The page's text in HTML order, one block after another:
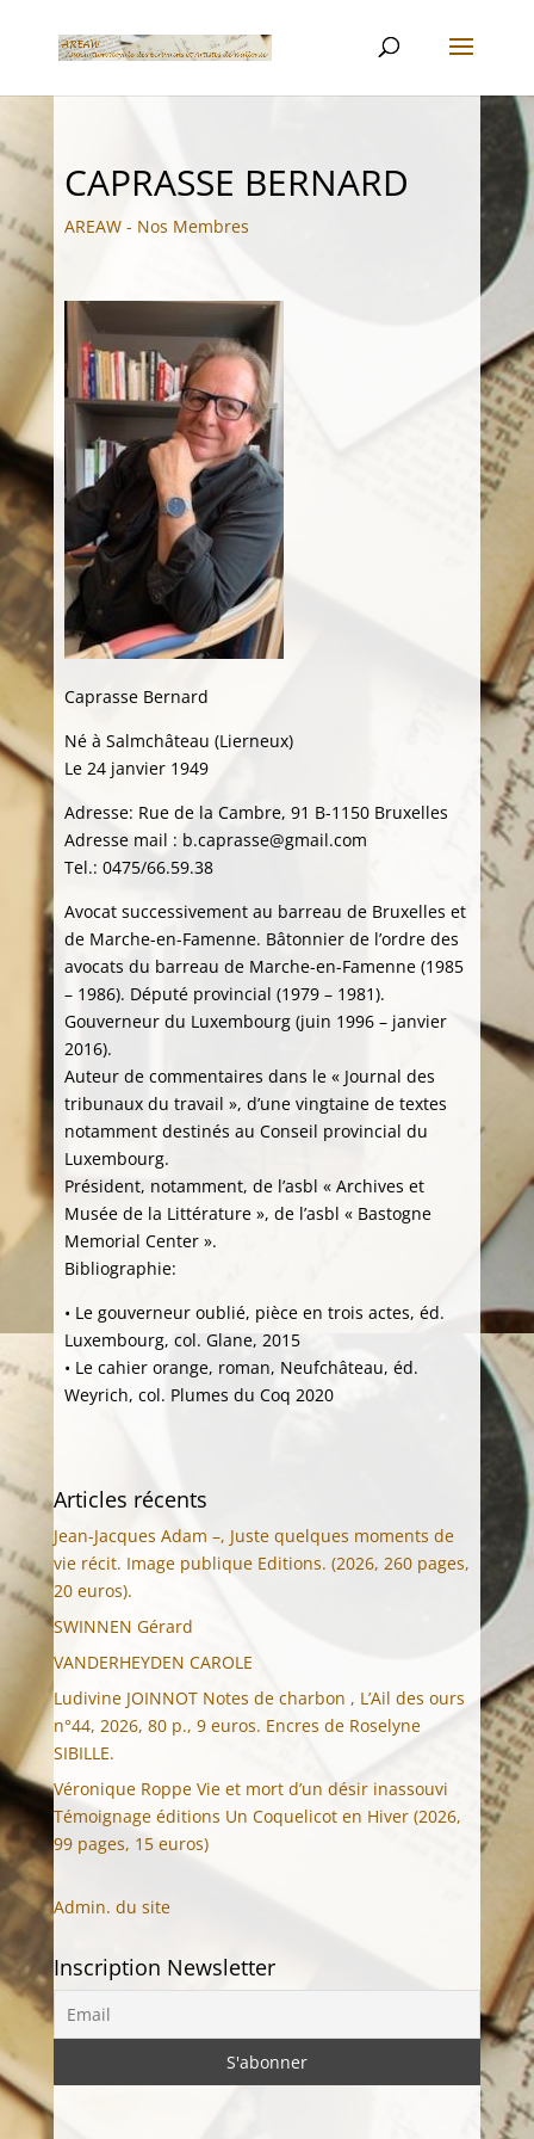
CAPRASSE BERNARD
AREAW - Nos Membres
Caprasse Bernard
Né à Salmchâteau (Lierneux)
Le 24 janvier 1949
Adresse: Rue de la Cambre, 91 B-1150 Bruxelles
Adresse mail : b.caprasse@gmail.com
Tel.: 0475/66.59.38
Avocat successivement au barreau de Bruxelles et
de Marche-en-Famenne. Bâtonnier de l’ordre des
avocats du barreau de Marche-en-Famenne (1985
– 1986). Député provincial (1979 – 1981).
Gouverneur du Luxembourg (juin 1996 – janvier
2016).
Auteur de commentaires dans le « Journal des
tribunaux du travail », d’une vingtaine de textes
notamment destinés au Conseil provincial du
Luxembourg.
Président, notamment, de l’asbl « Archives et
Musée de la Littérature », de l’asbl « Bastogne
Memorial Center ».
Bibliographie:
• Le gouverneur oublié, pièce en trois actes, éd.
Luxembourg, col. Glane, 2015
• Le cahier orange, roman, Neufchâteau, éd.
Weyrich, col. Plumes du Coq 2020
Articles récents
Jean-Jacques Adam –, Juste quelques moments de
vie récit. Image publique Editions. (2026, 260 pages,
20 euros).
SWINNEN Gérard
VANDERHEYDEN CAROLE
Ludivine JOINNOT Notes de charbon , L’Ail des ours
n°44, 2026, 80 p., 9 euros. Encres de Roselyne
SIBILLE.
Véronique Roppe Vie et mort d’un désir inassouvi
Témoignage éditions Un Coquelicot en Hiver (2026,
99 pages, 15 euros)
Admin. du site
Inscription Newsletter